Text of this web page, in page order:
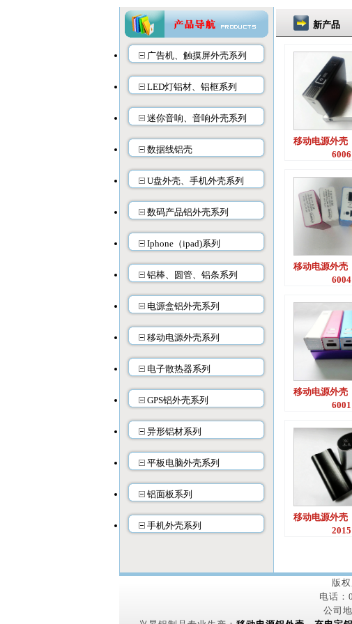
广告机、触摸屏外壳系列
LED灯铝材、铝框系列
迷你音响、音响外壳系列
数据线铝壳
U盘外壳、手机外壳系列
数码产品铝外壳系列
Iphone（ipad)系列
铝棒、圆管、铝条系列
电源盒铝外壳系列
移动电源外壳系列
电子散热器系列
GPS铝外壳系列
异形铝材系列
平板电脑外壳系列
铝面板系列
手机外壳系列
新产品
移动电源外壳
6006
移动电源外壳
6004
移动电源外壳
6001
移动电源外壳
2015
版
电话
公司